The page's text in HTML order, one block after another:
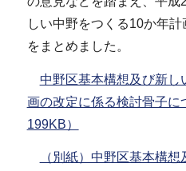
しい中野をつくる10か年
をまとめました。
中野区基本構想及び新し
画の改定に係る検討骨子に
199KB）
（別紙）中野区基本構